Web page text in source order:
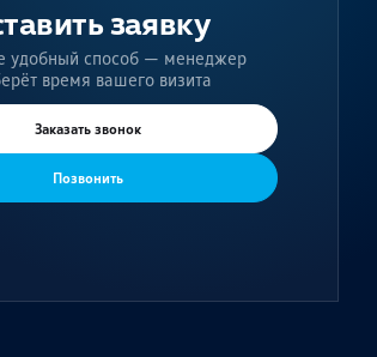
заявку
удобный способ — менеджер
время вашего визита
Заказать звонок
Позвонить